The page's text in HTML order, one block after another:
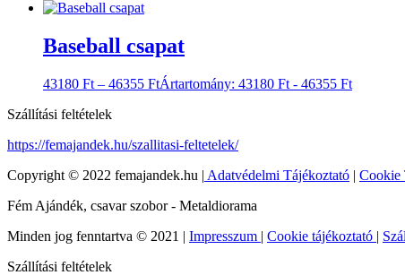
Baseball csapat
43180 Ft – 46355 FtÁrtartomány: 43180 Ft - 46355 Ft
Szállítási feltételek
https://femajandek.hu/szallitasi-feltetelek/
Copyright © 2022 femajandek.hu | Adatvédelmi Tájékoztató | Cookie
Fém Ajándék, csavar szobor - Metaldiorama
Minden jog fenntartva © 2021 | Impresszum | Cookie tájékoztató |
Szállítási feltételek